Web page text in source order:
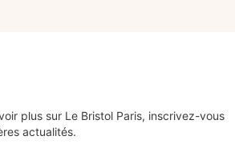
plus sur Le Bristol Paris, inscrivez-vous
actualités.